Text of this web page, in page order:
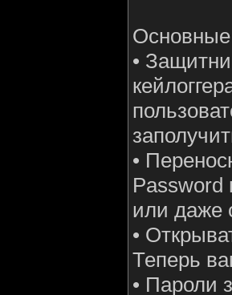
•
•
Password
или даже
•
Теперь
• Пароли